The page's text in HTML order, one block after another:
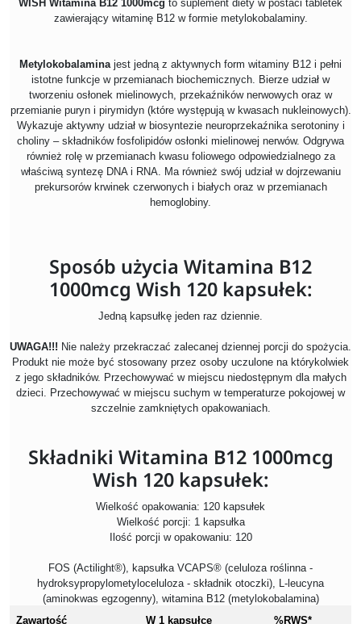
WISH Witamina B12 1000mcg to suplement diety w postaci tabletek
zawierający witaminę B12 w formie metylokobalaminy.
Metylokobalaminajest jedną z aktywnych form witaminy B12 i pełni
istotne funkcje w przemianach biochemicznych. Bierze udział w
tworzeniu osłonek mielinowych, przekaźników nerwowych oraz w
przemianie puryn i pirymidyn (które występują w kwasach nukleinowych).
Wykazuje aktywny udział w biosyntezie neuroprzekaźnika serotoniny i
choliny – składników fosfolipidów osłonki mielinowej nerwów. Odgrywa
również rolę w przemianach kwasu foliowego odpowiedzialnego za
właściwą syntezę DNA i RNA. Ma również swój udział w dojrzewaniu
prekursorów krwinek czerwonych i białych oraz w przemianach
hemoglobiny.
Sposób użycia Witamina B12
1000mcg Wish 120 kapsułek:
Jedną kapsułkę jeden raz dziennie.
UWAGA!!! Nie należy przekraczać zalecanej dziennej porcji do spożycia.
Produkt nie może być stosowany przez osoby uczulone na którykolwiek
z jego składników. Przechowywać w miejscu niedostępnym dla małych
dzieci. Przechowywać w miejscu suchym w temperaturze pokojowej w
szczelnie zamkniętych opakowaniach.
Składniki Witamina B12 1000mcg
Wish 120 kapsułek:
Wielkość opakowania: 120 kapsułek
Wielkość porcji: 1 kapsułka
Ilość porcji w opakowaniu: 120
FOS (Actilight®), kapsułka VCAPS® (celuloza roślinna -
hydroksypropylometyloceluloza - składnik otoczki), L-leucyna
(aminokwas egzogenny), witamina B12 (metylokobalamina)
Zawartość
W 1 kapsułce %RWS*